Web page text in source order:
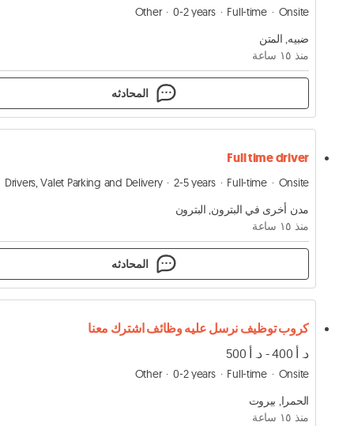
Other 0-2 years Full-time
Onsite
ضبيه, المتن
منذ ١٥ ساعة
المحادثه
Full time driver
Drivers, Valet Parking and Delivery 2-5 years Full-time
Onsite
مدن أخرى في البترون, البترون
منذ ١٥ ساعة
المحادثه
كروب توظيف نرسل عليه وظائف اشترك معنا
د. أ 400 - د. أ 500
Other 0-2 years Full-time
Onsite
الحمرا, بيروت
منذ ١٥ ساعة